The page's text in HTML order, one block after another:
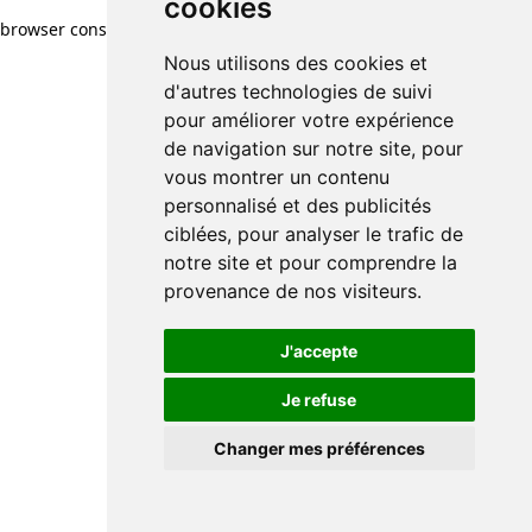
cookies
Nous utilisons des cookies et
d'autres technologies de suivi
pour améliorer votre expérience
de navigation sur notre site, pour
vous montrer un contenu
personnalisé et des publicités
ciblées, pour analyser le trafic de
notre site et pour comprendre la
provenance de nos visiteurs.
J'accepte
Je refuse
Changer mes préférences
browser console for more information)